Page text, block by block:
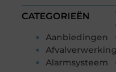
CATEGORIEËN
Aanbiedingen
Alarmsysteem